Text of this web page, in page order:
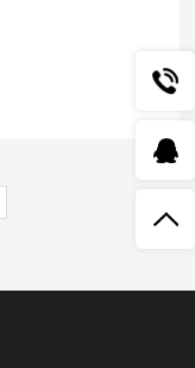
010-